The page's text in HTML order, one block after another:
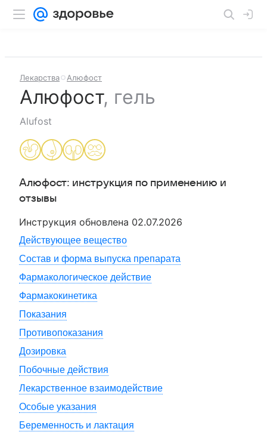
Лекарства Алюфост
Алюфост, гель
Alufost
Алюфост: инструкция по применению и
отзывы
Инструкция обновлена 02.07.2026
Действующее вещество
Состав и форма выпуска препарата
Фармакологическое действие
Фармакокинетика
Показания
Противопоказания
Дозировка
Побочные действия
Лекарственное взаимодействие
Особые указания
Беременность и лактация